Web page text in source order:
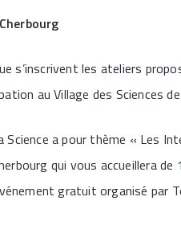
s’inscrivent les ateliers
au Village des Sciences
Science a pour thème « Les
qui vous accueillera
gratuit organisé par